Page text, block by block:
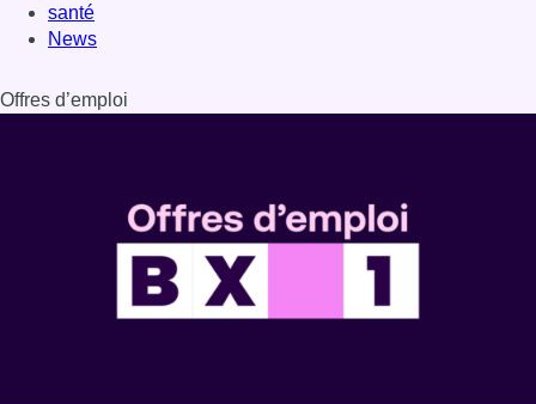
santé
News
Offres d’emploi